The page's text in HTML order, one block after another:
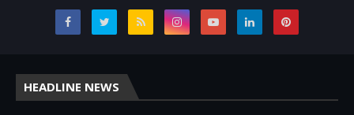
HEADLINE NEWS